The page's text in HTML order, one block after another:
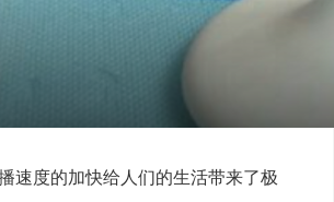
速度的加快给人们的生活带来了极